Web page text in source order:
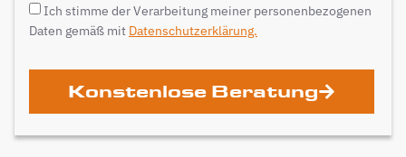
Ich stimme der Verarbeitung meiner personenbezogenen
Daten gemäß mit Datenschutzerklärung.
Konstenlose Beratung